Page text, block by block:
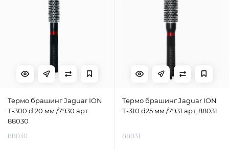
Термо брашинг Jaguar ION
Т-300 d 20 мм /7930 арт.
88030
88030
Термо брашинг Jaguar ION
Т-310 d25 мм /7931 арт. 88031
88031